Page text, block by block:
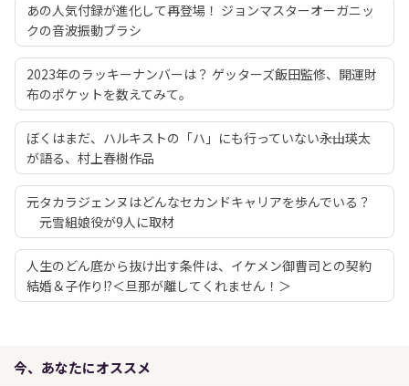
あの人気付録が進化して再登場！ ジョンマスターオーガニッ
クの音波振動ブラシ
2023年のラッキーナンバーは？ ゲッターズ飯田監修、開運財
布のポケットを数えてみて。
ぼくはまだ、ハルキストの「ハ」にも行っていない――永山瑛太
が語る、村上春樹作品
元タカラジェンヌはどんなセカンドキャリアを歩んでいる？
元雪組娘役が9人に取材
人生のどん底から抜け出す条件は、イケメン御曹司との契約
結婚＆子作り!?＜旦那が離してくれません！＞
今、あなたにオススメ